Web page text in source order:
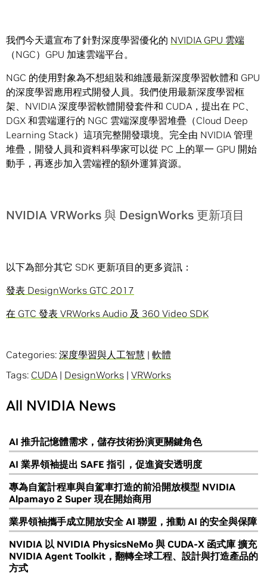
我們今天還宣布了針對深度學習優化的 NVIDIA GPU 雲端
（NGC）GPU 加速雲端平台。
NGC 的使用對象為不想組裝和維護最新深度學習軟體和 GPU
的深度學習應用程式開發人員。我們使用最新深度學習框
架、NVIDIA 深度學習軟體開發套件和 CUDA，提出在 PC、
DGX 和雲端運行的 NGC 雲端深度學習堆疊（Cloud Deep
Learning Stack）這項完整開發環境。完全由 NVIDIA 管理
堆疊，開發人員和資料科學家可以從 PC 上的單一 GPU 開始
動手，再逐步加入雲端裡的額外運算資源。
NVIDIA VRWorks 與 DesignWorks 更新項目
以下為部分其它 SDK 更新項目的更多資訊：
發表 DesignWorks GTC 2017
在 GTC 發表 VRWorks Audio 及 360 Video SDK
Categories: 深度學習與人工智慧 | 軟體
Tags: CUDA | DesignWorks | VRWorks
All NVIDIA News
AI 推升記憶體需求，儲存技術扮演更關鍵角色
AI 業界領袖提出 SAFE 指引，促進資安透明度
專為自駕計程車與自駕車打造的前沿開放模型 NVIDIA
Alpamayo 2 Super 現在開始商用
業界領袖攜手成立開放安全 AI 聯盟，推動 AI 的安全與保障
NVIDIA 以 NVIDIA PhysicsNeMo 與 CUDA-X 函式庫 擴充
NVIDIA Agent Toolkit，翻轉全球工程、設計與打造產品的
方式